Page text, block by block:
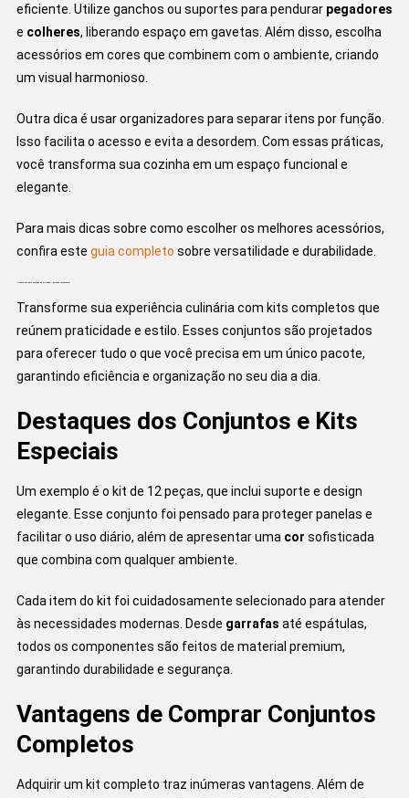
eficiente. Utilize ganchos ou suportes para pendurar pegadores
e colheres, liberando espaço em gavetas. Além disso, escolha
acessórios em cores que combinem com o ambiente, criando
um visual harmonioso.
Outra dica é usar organizadores para separar itens por função.
Isso facilita o acesso e evita a desordem. Com essas práticas,
você transforma sua cozinha em um espaço funcional e
elegante.
Para mais dicas sobre como escolher os melhores acessórios,
confira este guia completo sobre versatilidade e durabilidade.
Transforme sua experiência culinária com kits completos que
reúnem praticidade e estilo. Esses conjuntos são projetados
para oferecer tudo o que você precisa em um único pacote,
garantindo eficiência e organização no seu dia a dia.
Destaques dos Conjuntos e Kits
Especiais
Um exemplo é o kit de 12 peças, que inclui suporte e design
elegante. Esse conjunto foi pensado para proteger panelas e
facilitar o uso diário, além de apresentar uma cor sofisticada
que combina com qualquer ambiente.
Cada item do kit foi cuidadosamente selecionado para atender
às necessidades modernas. Desde garrafas até espátulas,
todos os componentes são feitos de material premium,
garantindo durabilidade e segurança.
Vantagens de Comprar Conjuntos
Completos
Adquirir um kit completo traz inúmeras vantagens. Além de